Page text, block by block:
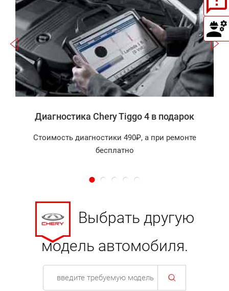
Записаться
Диагностика Chery Tiggo 4 в подарок
Стоимость диагностики 490₽, а при ремонте
бесплатно
Выбрать другую
модель автомобиля.